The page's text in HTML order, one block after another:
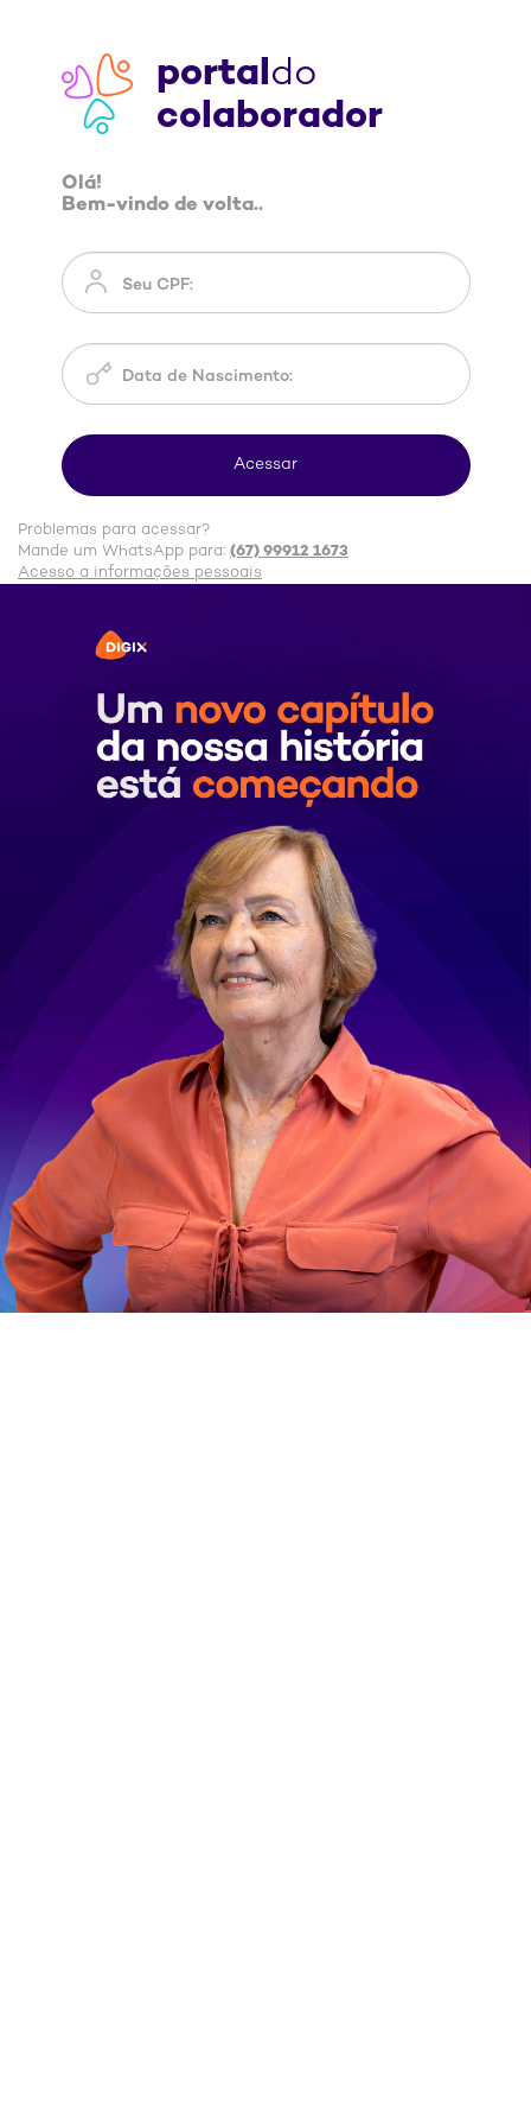
portaldo
colaborador
Olá!
Bem-vindo de volta..
Problemas para acessar?
Mande um WhatsApp para: (67) 99912 1673
Acesso a informações pessoais